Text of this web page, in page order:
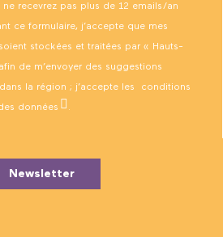
ne recevrez pas plus de 12 emails/an
ce formulaire, j’accepte que mes
stockées et traitées par « Hauts-
de m’envoyer des suggestions
la région ; j’accepte les conditions
données .
Newsletter